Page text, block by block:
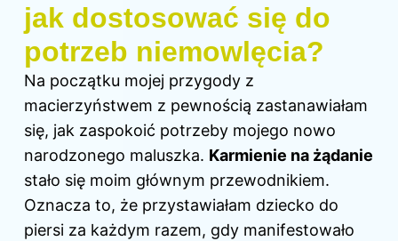
jak dostosować się do
potrzeb niemowlęcia?
Na początku mojej przygody z
macierzyństwem z pewnością zastanawiałam
się, jak zaspokoić potrzeby mojego nowo
narodzonego maluszka. Karmienie na żądanie
stało się moim głównym przewodnikiem.
Oznacza to, że przystawiałam dziecko do
piersi za każdym razem, gdy manifestowało